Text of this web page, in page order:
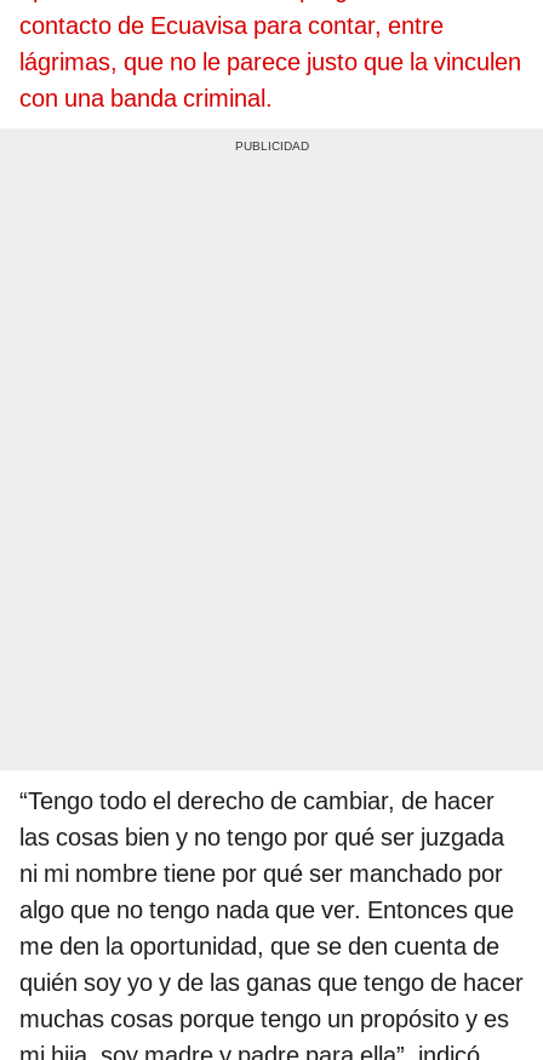
contacto de Ecuavisa para contar, entre
lágrimas, que no le parece justo que la vinculen
con una banda criminal.
“Tengo todo el derecho de cambiar, de hacer
las cosas bien y no tengo por qué ser juzgada
ni mi nombre tiene por qué ser manchado por
algo que no tengo nada que ver. Entonces que
me den la oportunidad, que se den cuenta de
quién soy yo y de las ganas que tengo de hacer
muchas cosas porque tengo un propósito y es